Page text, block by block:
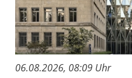
06.08.2026, 08:09 Uhr